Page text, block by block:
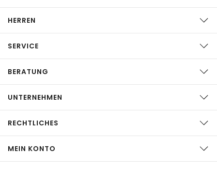
HERREN
SERVICE
BERATUNG
UNTERNEHMEN
RECHTLICHES
MEIN KONTO